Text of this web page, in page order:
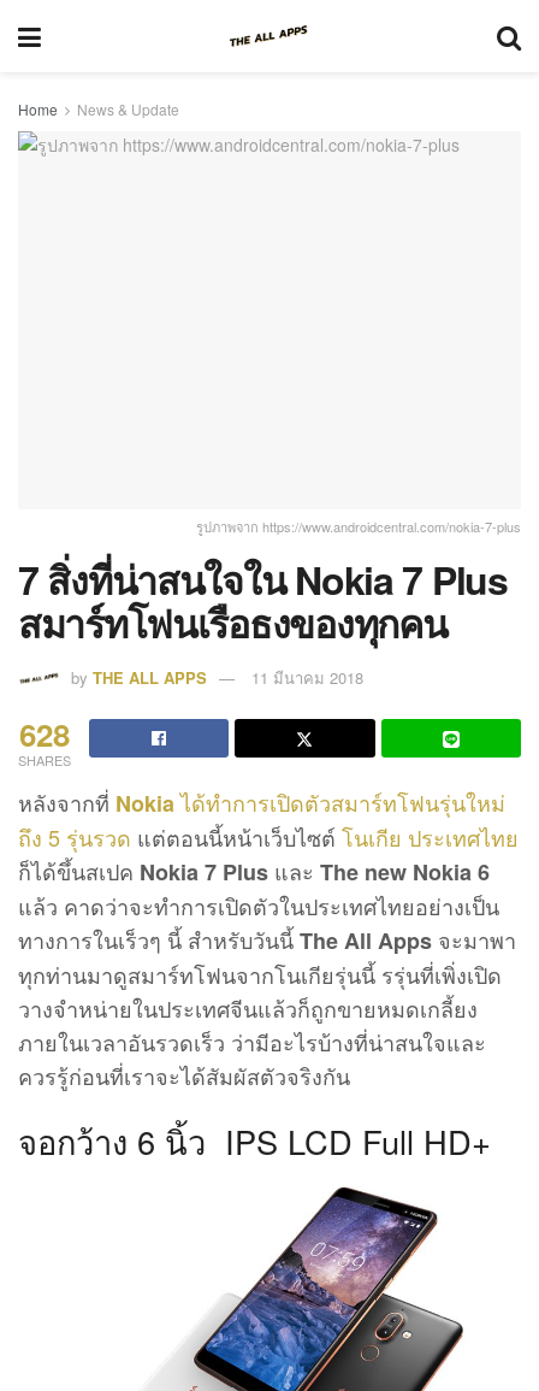
Home News & Update
รูปภาพจาก https://www.androidcentral.com/nokia-7-plus
7 สิ่งที่น่าสนใจใน Nokia 7 Plus
สมาร์ทโฟนเรือธงของทุกคน
by THE ALL APPS 11 มีนาคม 2018
628
SHARES
หลังจากที่ Nokiaได้ทำการเปิดตัวสมาร์ทโฟนรุ่นใหม่
ถึง 5 รุ่นรวด แต่ตอนนี้หน้าเว็บไซต์ โนเกีย ประเทศไทย
ก็ได้ขึ้นสเปค Nokia 7 Plus และ The new Nokia 6
แล้ว คาดว่าจะทำการเปิดตัวในประเทศไทยอย่างเป็น
ทางการในเร็วๆ นี้ สำหรับวันนี้The All Apps จะมาพา
ทุกท่านมาดูสมาร์ทโฟนจากโนเกียรุ่นนี้ รรุ่นที่เพิ่งเปิด
วางจำหน่ายในประเทศจีนแล้วก็ถูกขายหมดเกลี้ยง
ภายในเวลาอันรวดเร็ว ว่ามีอะไรบ้างที่น่าสนใจและ
ควรรู้ก่อนที่เราจะได้สัมผัสตัวจริงกัน
จอกว้าง 6 นิ้ว IPS LCD Full HD+